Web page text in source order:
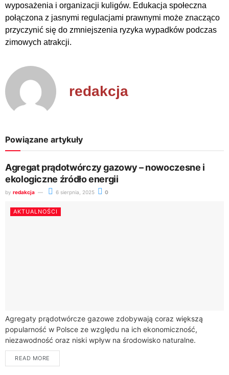
wyposażenia i organizacji kuligów. Edukacja społeczna
połączona z jasnymi regulacjami prawnymi może znacząco
przyczynić się do zmniejszenia ryzyka wypadków podczas
zimowych atrakcji.
redakcja
Powiązane artykuły
Agregat prądotwórczy gazowy – nowoczesne i
ekologiczne źródło energii
by redakcja 6 sierpnia, 2025 0
AKTUALNOŚCI
Agregaty prądotwórcze gazowe zdobywają coraz większą
popularność w Polsce ze względu na ich ekonomiczność,
niezawodność oraz niski wpływ na środowisko naturalne.
Wykorzystanie gazu ziemnego, LPG czy biogazu jako paliwa
zapewnia...
READ MORE